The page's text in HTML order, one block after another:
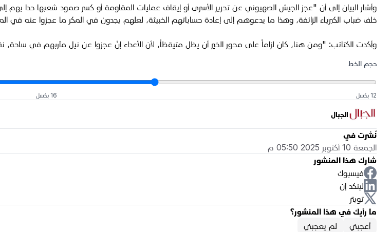
وأشار البيان إلى أن "عجز الجيش الصهيوني عن تحرير الأسرى أو إيقاف عمليات المقاومة أو كسر صمود شعبها حدا
خلف ضباب الكبرياء الزائفة، وهذا ما يدعوهم إلى إعادة حساباتهم الخبيثة، لعلهم يجدون في المكر ما عجزوا عنه في
وأكدت الكتائب: "ومن هنا، كان لزاماً على محور الخير أن يظل متيقظاً، لأن الأعداء إنْ عجزوا عن نيل مآربهم في ساحة،
حجم الخط
12 بكسل 16 بكسل
الجبال
نُشرت في
الجمعة 10 أكتوبر 2025 05:50 م
شارك هذا المنشور
فيسبوك
لينكد إن
تويتر
ما رأيك في هذا المنشور؟
أعجبني
لم يعجبني